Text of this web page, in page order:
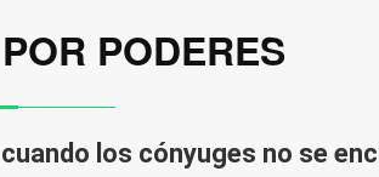
PODERES
los cónyuges no se